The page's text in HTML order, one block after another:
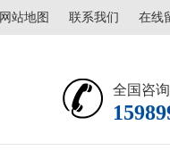
网站地图 联系我们 在线
全国咨询